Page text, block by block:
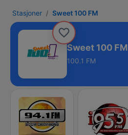
Stasjoner Sweet 100 FM
Sweet 100 FM
100.1 FM